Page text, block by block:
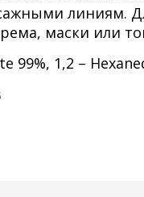
линиям.
маски или
99%, 1,2 –